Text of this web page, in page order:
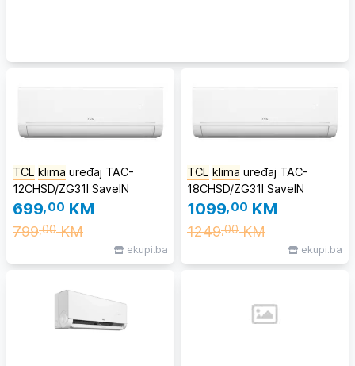
TCL klima uređaj TAC-
12CHSD/ZG31I SaveIN
699,00 KM
799,00KM
ekupi.ba
TCL klima uređaj TAC-
18CHSD/ZG31I SaveIN
1099,00 KM
1249,00KM
ekupi.ba